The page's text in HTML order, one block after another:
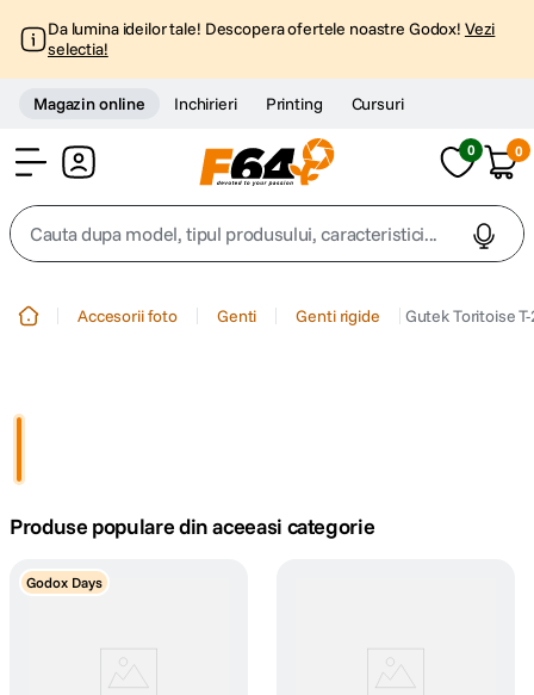
Da lumina ideilor tale! Descopera ofertele noastre Godox! Vezi
selectia!
Magazin online Inchirieri Printing Cursuri
0 0
Cauta dupa model, tipul produsului, caracteristici...
4. peak design
5. canon sx740 hs
Accesorii foto Genti Genti rigide Gutek Toritoise
Produse populare din aceeasi categorie
Godox Days